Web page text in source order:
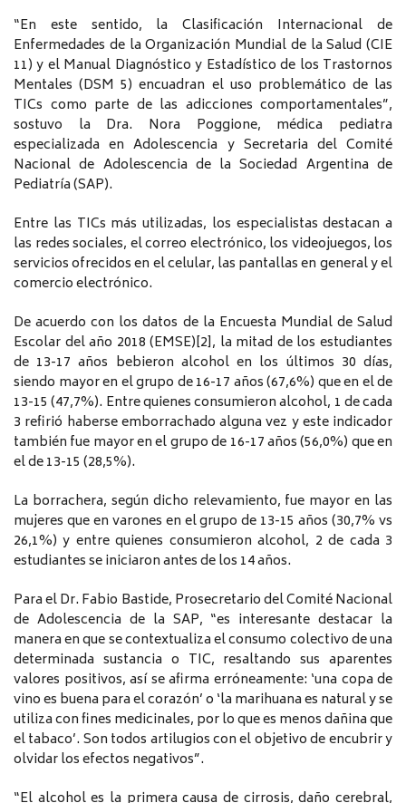
“En este sentido, la Clasificación Internacional de
Enfermedades de la Organización Mundial de la Salud (CIE
11) y el Manual Diagnóstico y Estadístico de los Trastornos
Mentales (DSM 5) encuadran el uso problemático de las
TICs como parte de las adicciones comportamentales”,
sostuvo la Dra. Nora Poggione, médica pediatra
especializada en Adolescencia y Secretaria del Comité
Nacional de Adolescencia de la Sociedad Argentina de
Pediatría (SAP).
Entre las TICs más utilizadas, los especialistas destacan a
las redes sociales, el correo electrónico, los videojuegos, los
servicios ofrecidos en el celular, las pantallas en general y el
comercio electrónico.
De acuerdo con los datos de la Encuesta Mundial de Salud
Escolar del año 2018 (EMSE)[2], la mitad de los estudiantes
de 13-17 años bebieron alcohol en los últimos 30 días,
siendo mayor en el grupo de 16-17 años (67,6%) que en el de
13-15 (47,7%). Entre quienes consumieron alcohol, 1 de cada
3 refirió haberse emborrachado alguna vez y este indicador
también fue mayor en el grupo de 16-17 años (56,0%) que en
el de 13-15 (28,5%).
La borrachera, según dicho relevamiento, fue mayor en las
mujeres que en varones en el grupo de 13-15 años (30,7% vs
26,1%) y entre quienes consumieron alcohol, 2 de cada 3
estudiantes se iniciaron antes de los 14 años.
Para el Dr. Fabio Bastide, Prosecretario del Comité Nacional
de Adolescencia de la SAP, “es interesante destacar la
manera en que se contextualiza el consumo colectivo de una
determinada sustancia o TIC, resaltando sus aparentes
valores positivos, así se afirma erróneamente: ‘una copa de
vino es buena para el corazón’ o ‘la marihuana es natural y se
utiliza con fines medicinales, por lo que es menos dañina que
el tabaco’. Son todos artilugios con el objetivo de encubrir y
olvidar los efectos negativos”.